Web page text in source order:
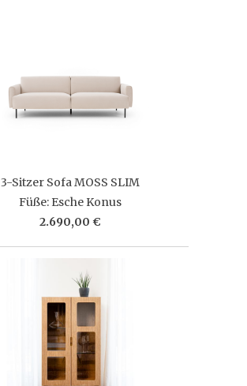
3-Sitzer Sofa MOSS SLIM
Füße: Esche Konus
2.690,00 €